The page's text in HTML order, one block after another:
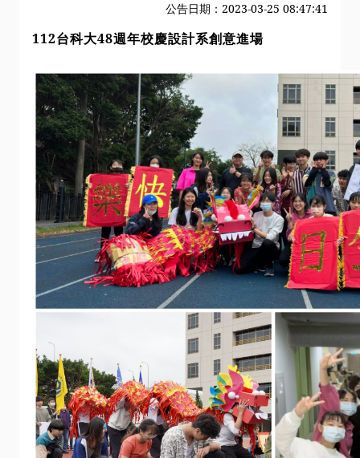
公告日期：2023-03-25 08:47:41
112台科大48週年校慶設計系創意進場